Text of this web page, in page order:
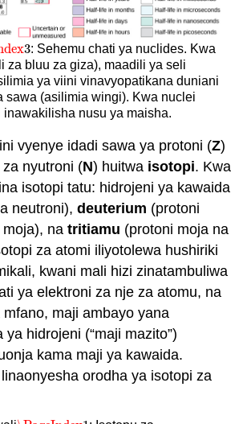
3
3: Sehemu chati ya nuclides. Kwa
za bluu za giza), maadili ya seli
ya viini vinavyopatikana duniani
sawa (asilimia wingi). Kwa nuclei
inawakilisha nusu ya maisha.
vyenye idadi sawa ya protoni (Z)
nyutroni (N) huitwa isotopi. Kwa
isotopi tatu: hidrojeni ya kawaida
neutroni),deuterium (protoni
moja), natritiamu (protoni moja na
za atomi iliyotolewa hushiriki
kwani mali hizi zinatambuliwa
ya elektroni za nje za atomu, na
maji ambayo yana
hidrojeni (“maji mazito”)
kama maji ya kawaida.
orodha ya isotopi za